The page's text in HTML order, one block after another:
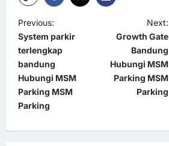
P
o
s
t
n
Previous:
System parkir
terlengkap
bandung
Hubungi MSM
Parking MSM
Parking
Next:
Growth Gate
Bandung
Hubungi MSM
Parking MSM
Parking